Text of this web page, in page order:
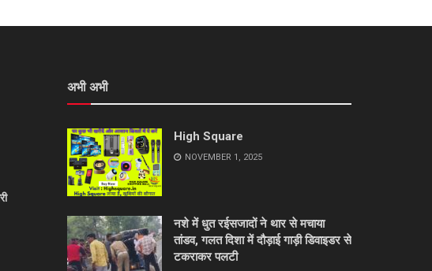
अभी अभी
High Square
NOVEMBER 1, 2025
नशे में धुत रईसजादों ने थार से मचाया
तांडव, गलत दिशा में दौड़ाई गाड़ी डिवाइडर से
टकराकर पलटी